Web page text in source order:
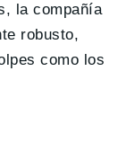
la compañía
robusto,
como los